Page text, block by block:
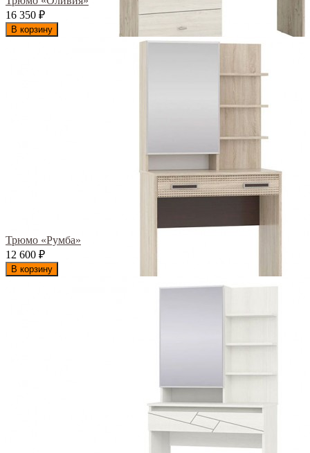
16 350 ₽
В корзину
Трюмо «Румба»
12 600 ₽
В корзину